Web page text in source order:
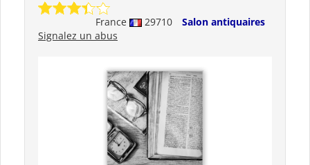
France 29710
Salon antiquaires
Signalez un abus